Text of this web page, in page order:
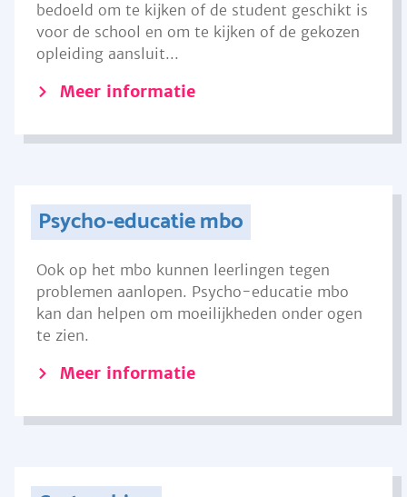
bedoeld om te kijken of de student geschikt is
voor de school en om te kijken of de gekozen
opleiding aansluit...
Meer informatie
Psycho-educatie mbo
Ook op het mbo kunnen leerlingen tegen
problemen aanlopen. Psycho-educatie mbo
kan dan helpen om moeilijkheden onder ogen
te zien.
Meer informatie